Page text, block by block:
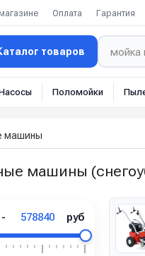
Оплата Гарантия
товаров
Поломойки
машины
машины
- 578840 руб